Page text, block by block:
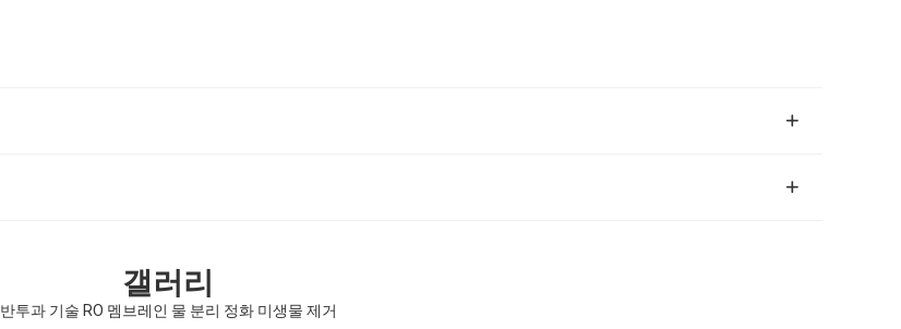
갤러리
반투과 기술 RO 멤브레인 물 분리 정화 미생물 제거